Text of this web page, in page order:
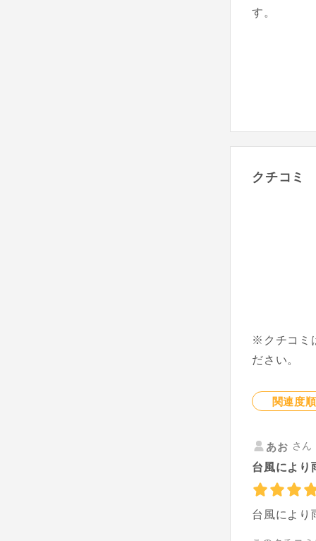
す。
クチコミ
※クチコミ
ださい。
関連度順
あお さ
台風により
台風により